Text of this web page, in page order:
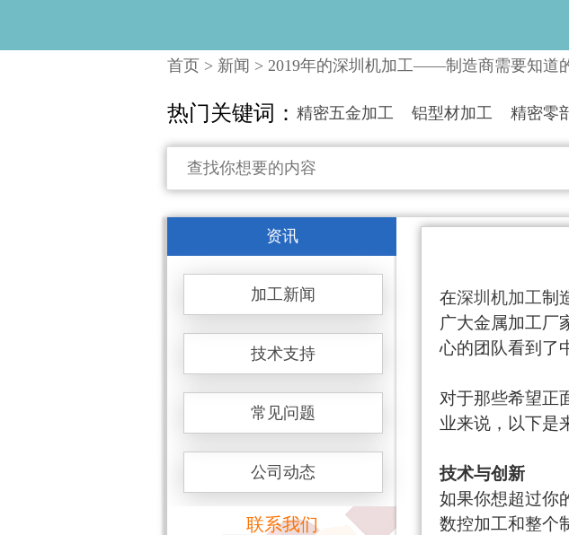
首页 > 新闻 > 2019年的深圳机加工——制造商需要知道
热门关键词： 精密五金加工 铝型材加工 精密零
资讯
加工新闻
技术支持
常见问题
公司动态
联系我们
在深圳机加工制
广大金属加工厂
心的团队看到了
对于那些希望正
业来说，以下是
技术与创新
如果你想超过你
数控加工和整个